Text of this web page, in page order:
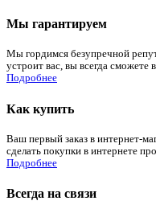
Мы гарантируем
Мы гордимся безупречной
устроит вас, вы всегда сможете
Подробнее
Как купить
Ваш первый заказ в интернет-
сделать покупки в интернете
Подробнее
Всегда на связи